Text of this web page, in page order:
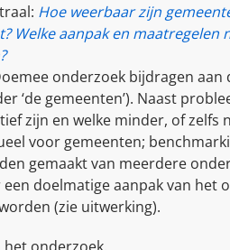
Hoe weerbaar zijn
Welke aanpak en
onderzoek bijdragen
‘de gemeenten’). Naast
zijn en welke minder, of zelfs
voor gemeenten;
gemaakt van meerdere
doelmatige aanpak van
(zie uitwerking).